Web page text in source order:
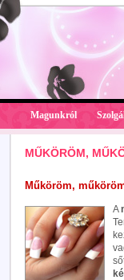
Magunkról
MŰKÖRÖM,
Műköröm,
A